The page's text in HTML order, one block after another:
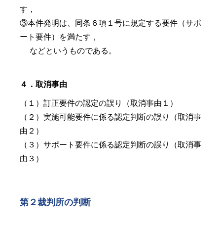
す，
③本件発明は、同条６項１号に規定する要件（サポ
ート要件）を満たす，
などというものである。
４．取消事由
（１）訂正要件の認定の誤り（取消事由１）
（２）実施可能要件に係る認定判断の誤り（取消事
由２）
（３）サポート要件に係る認定判断の誤り（取消事
由３）
第２裁判所の判断